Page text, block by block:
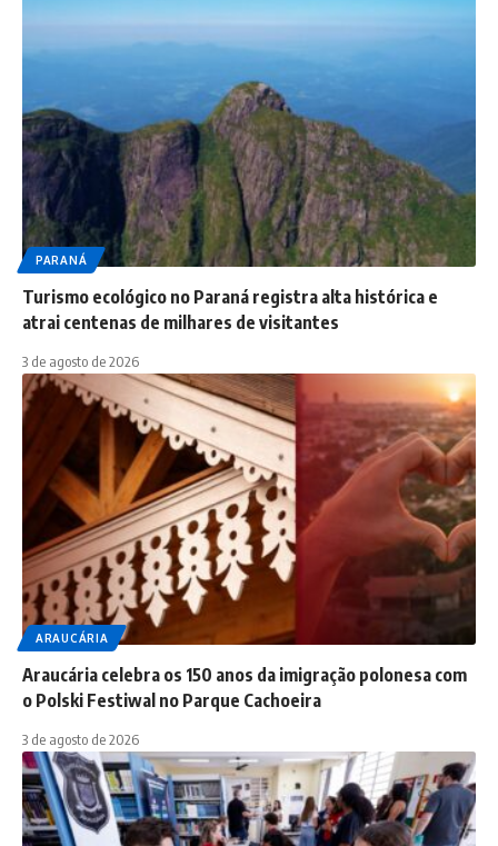
PARANÁ
Turismo ecológico no Paraná registra alta histórica e
atrai centenas de milhares de visitantes
3 de agosto de 2026
ARAUCÁRIA
Araucária celebra os 150 anos da imigração polonesa com
o Polski Festiwal no Parque Cachoeira
3 de agosto de 2026